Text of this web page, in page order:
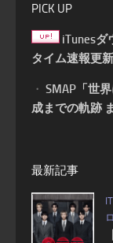
PICK UP
iTunesダ
タイム速報更新
・ SMAP「世
成までの軌跡
最新記事